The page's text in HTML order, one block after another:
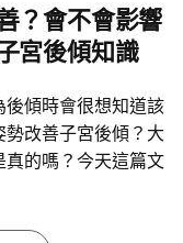
？會不會影響
宮後傾知識
傾時會很想知道該
改善子宮後傾？大
的嗎？今天這篇文